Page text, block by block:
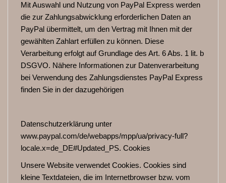
Mit Auswahl und Nutzung von PayPal Express werden
die zur Zahlungsabwicklung erforderlichen Daten an
PayPal übermittelt, um den Vertrag mit Ihnen mit der
gewählten Zahlart erfüllen zu können. Diese
Verarbeitung erfolgt auf Grundlage des Art. 6 Abs. 1 lit. b
DSGVO. Nähere Informationen zur Datenverarbeitung
bei Verwendung des Zahlungsdienstes PayPal Express
finden Sie in der dazugehörigen
Datenschutzerklärung unter
www.paypal.com/de/webapps/mpp/ua/privacy-full?
locale.x=de_DE#Updated_PS. Cookies
Unsere Website verwendet Cookies. Cookies sind
kleine Textdateien, die im Internetbrowser bzw. vom